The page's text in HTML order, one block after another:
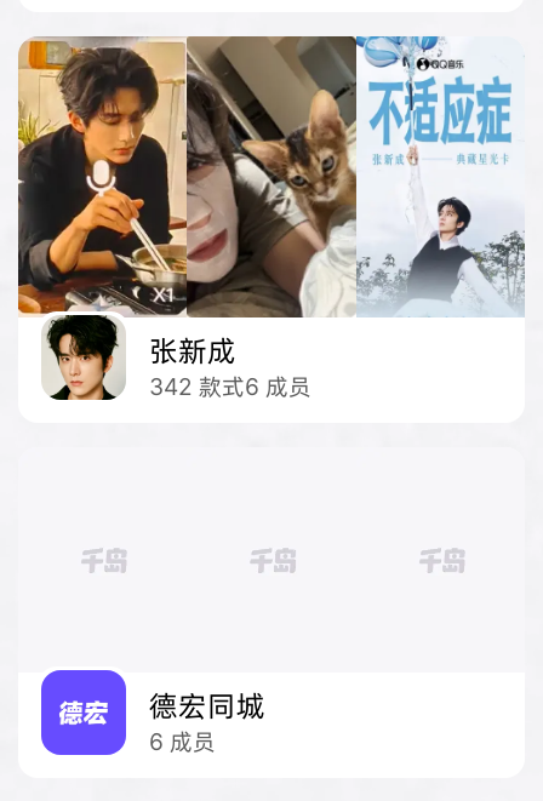
张新成
342 款式6 成员
德宏同城
6 成员